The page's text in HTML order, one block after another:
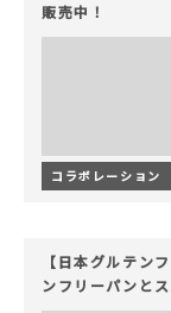
販売中！
コラボレーション
【日本グルテン
ンフリーパンと